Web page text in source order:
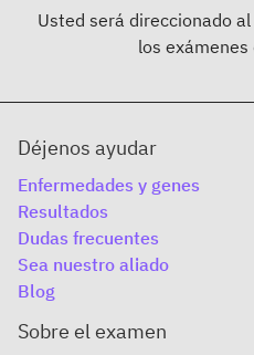
Usted será direccionado
los exámenes
Déjenos ayudar
Enfermedades y genes
Resultados
Dudas frecuentes
Sea nuestro aliado
Blog
Sobre el examen